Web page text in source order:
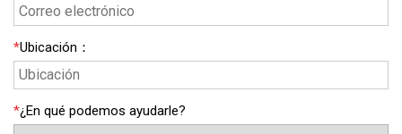
*Ubicación ：
*¿En qué podemos ayudarle?